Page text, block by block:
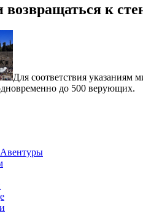
возвращаться к
Для соответствия указаниям
до 500 верующих.